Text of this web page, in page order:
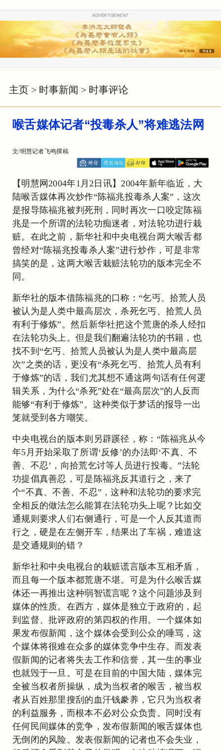
ADVERTISEMENT
主页 > 时事新闻 > 时事评论
喉舌媒体记者“投毒杀人”将难逃法网
文/明慧记者飞鸣撰稿
【明慧网2004年1月2日讯】2004年新年临近，大
陆喉舌媒体再次炒作“陈福兆投毒杀人案”，这次
是报导陈福兆被判死刑，同时再次一口咬定陈福
兆是一个所谓的法轮功痴迷者，对法轮功进行栽
赃。在此之前，新华社和中央电视台两大喉舌都
曾经对“陈福兆投毒杀人案”进行炒作，可是非常
搞笑的是，这两大喉舌栽赃法轮功的版本完全不
同。
新华社的版本借陈福兆的口称：“乞丐、拾荒人员
被认为是人类中最高层次，杀死乞丐、拾荒人员
有利于修炼”。然后新华社把这个荒唐的杀人经扣
在法轮功头上。但是我们翻遍法轮功的书籍，也
找不到“乞丐、拾荒人员被认为是人类中最高层
次”之类的话，更没有“杀死乞丐、拾荒人员有利
于修炼”的话，我们尤其想不通这两句话有任何逻
辑关系，为什么“杀死”处在“最高层次”的人反而
能够“有利于修炼”。这种类似于梦话的报导一出
笼就受到各方嘲笑。
中央电视台的版本则另辟蹊径，称：“陈福兆从今
年5月开始采取了所谓‘反修’的办法即‘不真、不
善、不忍’，向拾荒乞讨等人员进行投毒。”法轮
功提倡真善忍，可是陈福兆反其道行之，来了
个“不真、不善、不忍”，这种和法轮功的要求完
全相反的做法怎么能算在法轮功头上呢？比如交
通规则要求人们右侧通行，可是一个人反其道而
行之，硬是在左侧开车，结果出了车祸，难道这
是交通规则的错？
新华社和中央电视台的栽赃谎言版本互相矛盾，
而且每一个版本都荒唐不堪。可是为什么喉舌媒
体还一再推出这种弱智谎言呢？这个问题涉及到
媒体的性质。在西方，媒体是独立于政府的，起
到监督、批评政府的第四权的作用。一个媒体如
果发布假新闻，这个媒体会受到公众的唾骂，这
个媒体将很难在众多的媒体竞争中生存。而发表
假新闻的记者将失去工作和信誉，其一生的事业
也就毁于一旦。可是在目前的中国大陆，媒体完
全被当权者所操纵，成为当权者的喉舌，被当权
者从百姓那里搜刮的血汗钱豢养，它只为当权者
的利益服务，而根本不必对公众负责。同时没有
任何民间媒体的竞争，发布假新闻的喉舌媒体也
无倒闭的风险。发表假新闻的记者也不会失业，